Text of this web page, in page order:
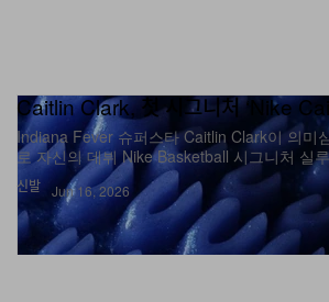
신발
Caitlin Clark, 첫 시그니처 ‘Nike
Indiana Fever 슈퍼스타 Caitlin Clark이 의미
로 자신의 데뷔 Nike Basketball 시그니처 실
Jun 16, 2026